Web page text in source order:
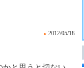
» 2012/05/18